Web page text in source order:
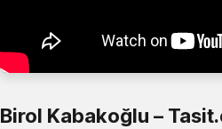
Birol Kabakoğlu –